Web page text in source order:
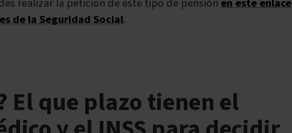
de la Seguridad Social.
El que plazo tienen el